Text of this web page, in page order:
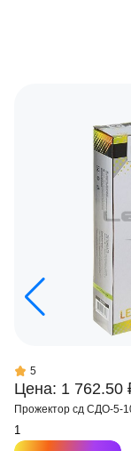
Цена: 1 762.50
5
Прожектор сд СДО-5-